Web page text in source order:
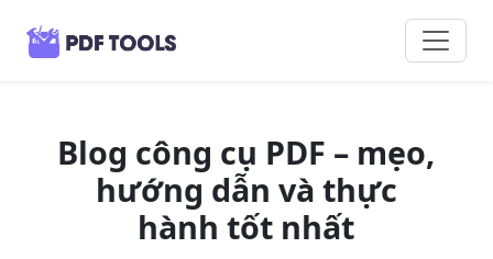
Blog công cụ PDF – mẹo,
hướng dẫn và thực
hành tốt nhất